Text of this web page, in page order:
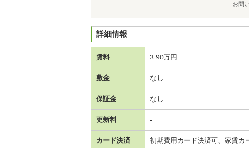
お問
詳細情報
賃料 3.90万円
敷金 なし
保証金 なし
更新料 -
カード決済 初期費用カード決済可、家賃カ